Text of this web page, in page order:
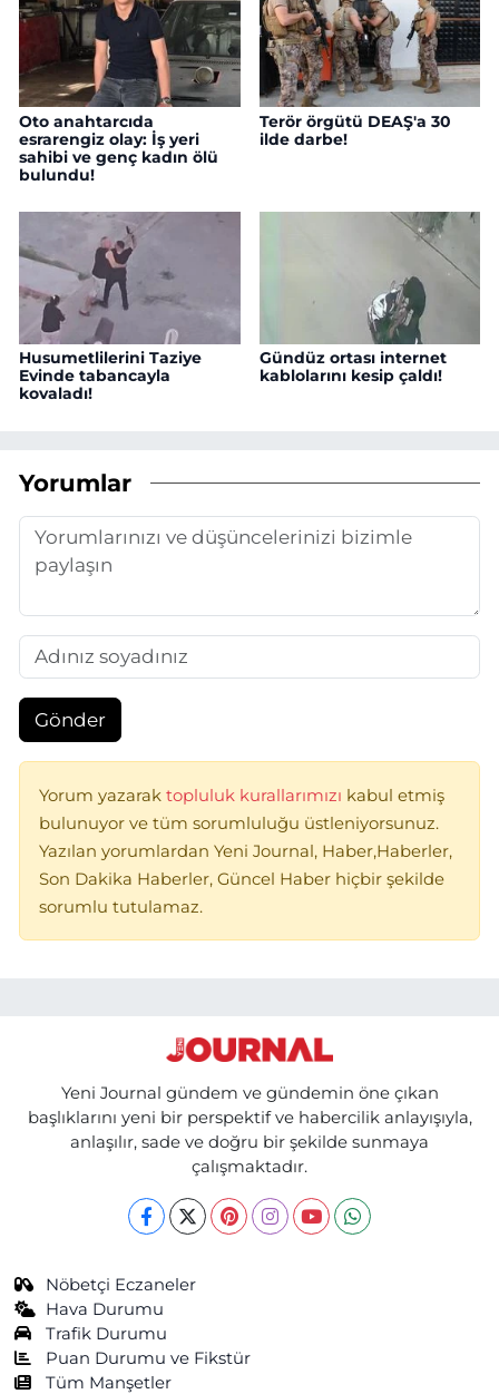
Oto anahtarcıda
esrarengiz olay: İş yeri
sahibi ve genç kadın ölü
bulundu!
Terör örgütü DEAŞ'a 30
ilde darbe!
Husumetlilerini Taziye
Evinde tabancayla
kovaladı!
Gündüz ortası internet
kablolarını kesip çaldı!
Yorumlar
Gönder
Yorum yazarak topluluk kurallarımızı kabul etmiş
bulunuyor ve tüm sorumluluğu üstleniyorsunuz.
Yazılan yorumlardan Yeni Journal, Haber,Haberler,
Son Dakika Haberler, Güncel Haber hiçbir şekilde
sorumlu tutulamaz.
Yeni Journal gündem ve gündemin öne çıkan
başlıklarını yeni bir perspektif ve habercilik anlayışıyla,
anlaşılır, sade ve doğru bir şekilde sunmaya
çalışmaktadır.
Nöbetçi Eczaneler
Hava Durumu
Trafik Durumu
Puan Durumu ve Fikstür
Tüm Manşetler